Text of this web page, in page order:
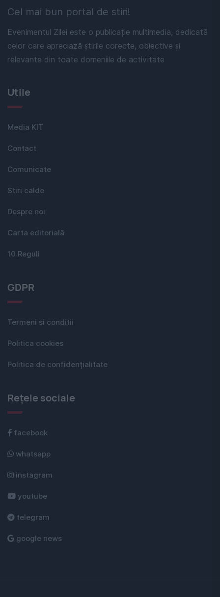
Cel mai bun portal de stiri!
Evenimentul Zilei este o publicație multimedia, dedicată
celor care apreciază știrile corecte, obiective și
relevante din toate domeniile de activitate
Utile
Media KIT
Contact
Comunicate
Stiri calde
Despre noi
Carta editorială
10 Reguli
GDPR
Termeni si conditii
Politica cookies
Politica de confidențialitate
Rețele sociale
facebook
whatsapp
instagram
youtube
telegram
google news